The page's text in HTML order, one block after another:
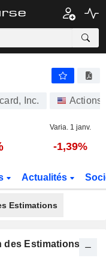
Inc. Actions
Varia. 1 janv.
-1,39%
Actualités
Estimations
des Estimations